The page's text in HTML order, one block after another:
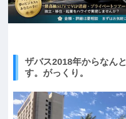
ザバス2018年からなん
す。がっくり。